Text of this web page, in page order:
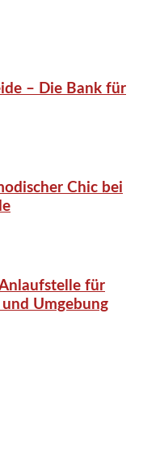
– Die Bank für
Chic bei
für
Umgebung